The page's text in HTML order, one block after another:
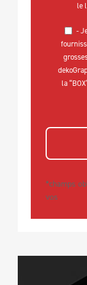
le
-
la
*champs
vos